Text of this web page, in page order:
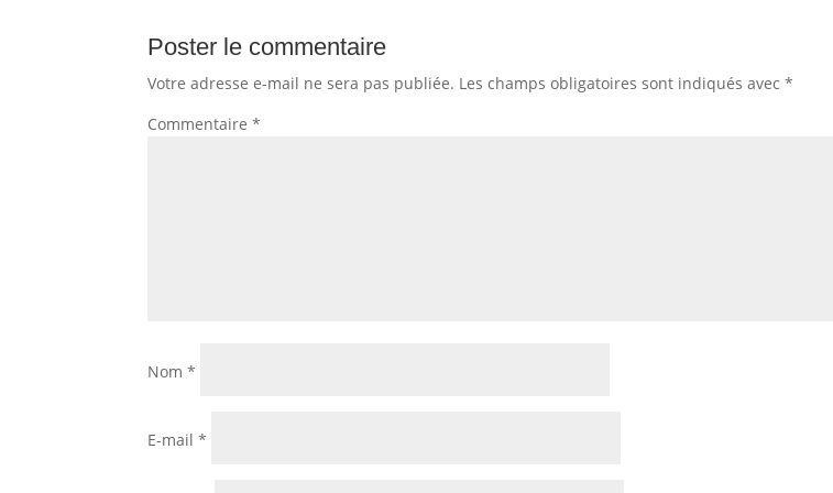
Poster le commentaire
Votre adresse e-mail ne sera pas publiée. Les champs obligatoires sont indiqués avec*
Commentaire*
Nom*
E-mail*